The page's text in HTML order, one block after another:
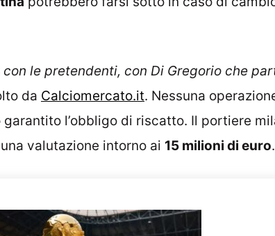
le pretendenti, con Di Gregorio che
da Calciomercato.it. Nessuna
l’obbligo di riscatto. Il portiere
valutazione intorno ai 15 milioni di euro.